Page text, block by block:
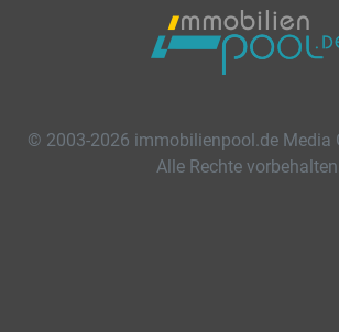
© 2003-2026 immobilienpool.de Media
Alle Rechte vorbehalten